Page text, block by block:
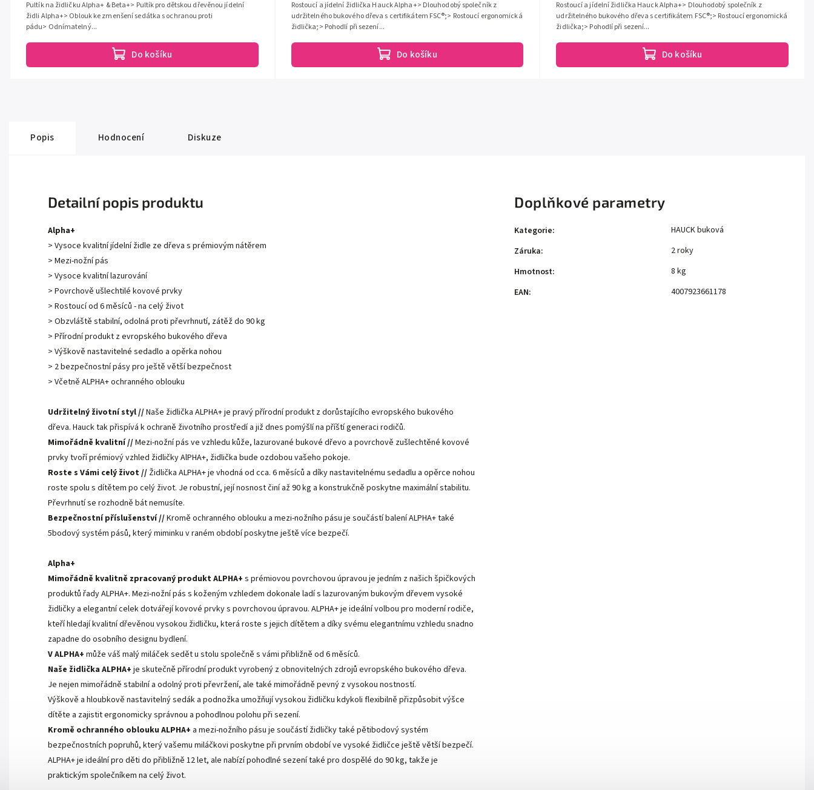
Do košíku
Pultík na židličku Alpha+ & Beta+> Pultík pro dětskou dřevěnou jídelní
židli Alpha+> Oblouk ke zmenšení sedátka s ochranou proti
pádu> Odnímatelný...
Do košíku
Rostoucí a jídelní židlička Hauck Alpha+> Dlouhodobý společník z
udržitelného bukového dřeva s certifikátem FSC®;> Rostoucí ergonomická
židlička;> Pohodlí při sezení...
Do košíku
Rostoucí a jídelní židlička Hauck Alpha+> Dlouhodobý společník z
udržitelného bukového dřeva s certifikátem FSC®;> Rostoucí ergonomická
židlička;> Pohodlí při sezení...
Popis Hodnocení Diskuze
Detailní popis produktu
Alpha+
> Vysoce kvalitní jídelní židle ze dřeva s prémiovým nátěrem
> Mezi-nožní pás
> Vysoce kvalitní lazurování
> Povrchově ušlechtilé kovové prvky
> Rostoucí od 6 měsíců - na celý život
> Obzvláště stabilní, odolná proti převrhnutí, zátěž do 90 kg
> Přírodní produkt z evropského bukového dřeva
> Výškově nastavitelné sedadlo a opěrka nohou
> 2 bezpečnostní pásy pro ještě větší bezpečnost
> Včetně ALPHA+ ochranného oblouku
Udržitelný životní styl //Naše židlička ALPHA+ je pravý přírodní produkt z dorůstajícího evropského bukového
dřeva. Hauck tak přispívá k ochraně životního prostředí a již dnes pomýšlí na příští generaci rodičů.
Mimořádně kvalitní //Mezi-nožní pás ve vzhledu kůže, lazurované bukové dřevo a povrchově zušlechtěné kovové
prvky tvoří prémiový vzhled židličky AlPHA+, židlička bude ozdobou vašeho pokoje.
Roste s Vámi celý život // Židlička ALPHA+ je vhodná od cca. 6 měsíců a díky nastavitelnému sedadlu a opěrce nohou
roste spolu s dítětem po celý život. Je robustní, její nosnost činí až 90 kg a konstrukčně poskytne maximální stabilitu.
Převrhnutí se rozhodně bát nemusíte.
Bezpečnostní příslušenství //Kromě ochranného oblouku a mezi-nožního pásu je součástí balení ALPHA+ také
5bodový systém pásů, který miminku v raném období poskytne ještě více bezpečí.
Alpha+
Mimořádně kvalitně zpracovaný produkt ALPHA+ s prémiovou povrchovou úpravou je jedním z našich špičkových
produktů řady ALPHA+. Mezi-nožní pás s koženým vzhledem dokonale ladí s lazurovaným bukovým dřevem vysoké
židličky a elegantní celek dotvářejí kovové prvky s povrchovou úpravou. ALPHA+ je ideální volbou pro moderní rodiče,
kteří hledají kvalitní dřevěnou vysokou židličku, která roste s jejich dítětem a díky svému elegantnímu vzhledu snadno
zapadne do osobního designu bydlení.
V ALPHA+ může váš malý miláček sedět u stolu společně s vámi přibližně od 6 měsíců.
Naše židlička ALPHA+ je skutečně přírodní produkt vyrobený z obnovitelných zdrojů evropského bukového dřeva.
Je nejen mimořádně stabilní a odolný proti převržení, ale také mimořádně pevný z vysokou nostností.
Výškově a hloubkově nastavitelný sedák a podnožka umožňují vysokou židličku kdykoli flexibilně přizpůsobit výšce
dítěte a zajistit ergonomicky správnou a pohodlnou polohu při sezení.
Kromě ochranného oblouku ALPHA+ a mezi-nožního pásu je součástí židličky také pětibodový systém
bezpečnostních popruhů, který vašemu miláčkovi poskytne při prvním období ve vysoké židličce ještě větší bezpečí.
ALPHA+ je ideální pro děti do přibližně 12 let, ale nabízí pohodlné sezení také pro dospělé do 90 kg, takže je
praktickým společníkem na celý život.
Doplňkové parametry
Kategorie:
HAUCK buková
Záruka:
2 roky
Hmotnost:
8 kg
EAN: 4007923661178